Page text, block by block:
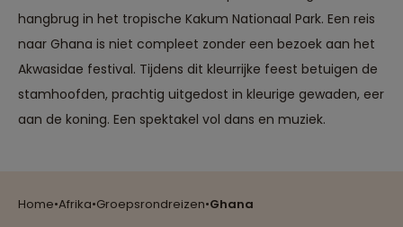
Home•Afrika•Groepsrondreizen•Ghana
Vanwege de slechte
staat van de wegen en
grensovergangen
tijdens deze reis zijn
sommige reisdagen
erg lang maar er wordt
zien. Lokale gids en
hangbrug in het tropische Kakum Nationaal Park. Een reis
naar Ghana is niet compleet zonder een bezoek aan het
Akwasidae festival. Tijdens dit kleurrijke feest betuigen de
stamhoofden, prachtig uitgedost in kleurige gewaden, eer
aan de koning. Een spektakel vol dans en muziek.